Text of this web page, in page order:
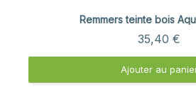
Aperçu rapide
Remmers teinte bois
35,40 €
Ajouter au